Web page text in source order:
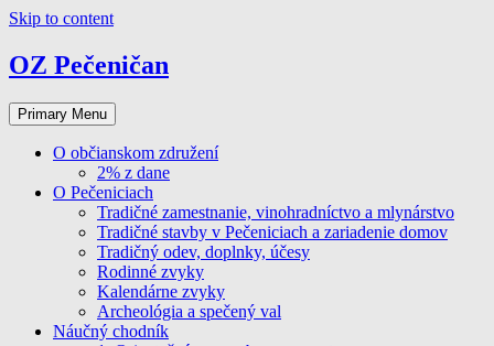
Skip to content
OZ Pečeničan
Primary Menu
O občianskom združení
2% z dane
O Pečeniciach
Tradičné zamestnanie, vinohradníctvo a mlynárstvo
Tradičné stavby v Pečeniciach a zariadenie domov
Tradičný odev, doplnky, účesy
Rodinné zvyky
Kalendárne zvyky
Archeológia a spečený val
Náučný chodník